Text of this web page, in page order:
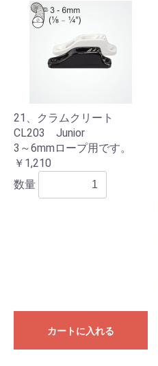
21、クラムクリート
CL203 Junior
3～6mmロープ用です。
￥1,210
数量
カートに入れる